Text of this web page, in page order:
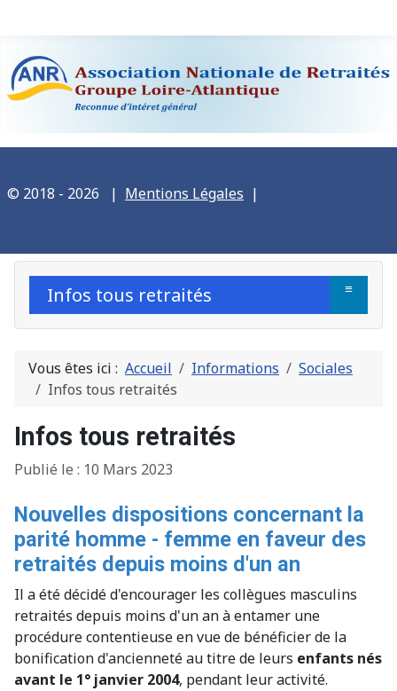
Infos tous retraités ≡
Vous êtes ici : Accueil Informations
Sociales
Infos tous retraités
Infos tous retraités
Détails
Publié le : 10 Mars 2023
Nouvelles dispositions concernant la
parité homme - femme en faveur des
retraités depuis moins d'un an
Il a été décidé d'encourager les collègues masculins
retraités depuis moins d'un an à entamer une
procédure contentieuse en vue de bénéficier de la
bonification d'ancienneté au titre de leurs enfants nés
avant le 1° janvier 2004, pendant leur activité.
© 2018 - 2026 | Mentions Légales |